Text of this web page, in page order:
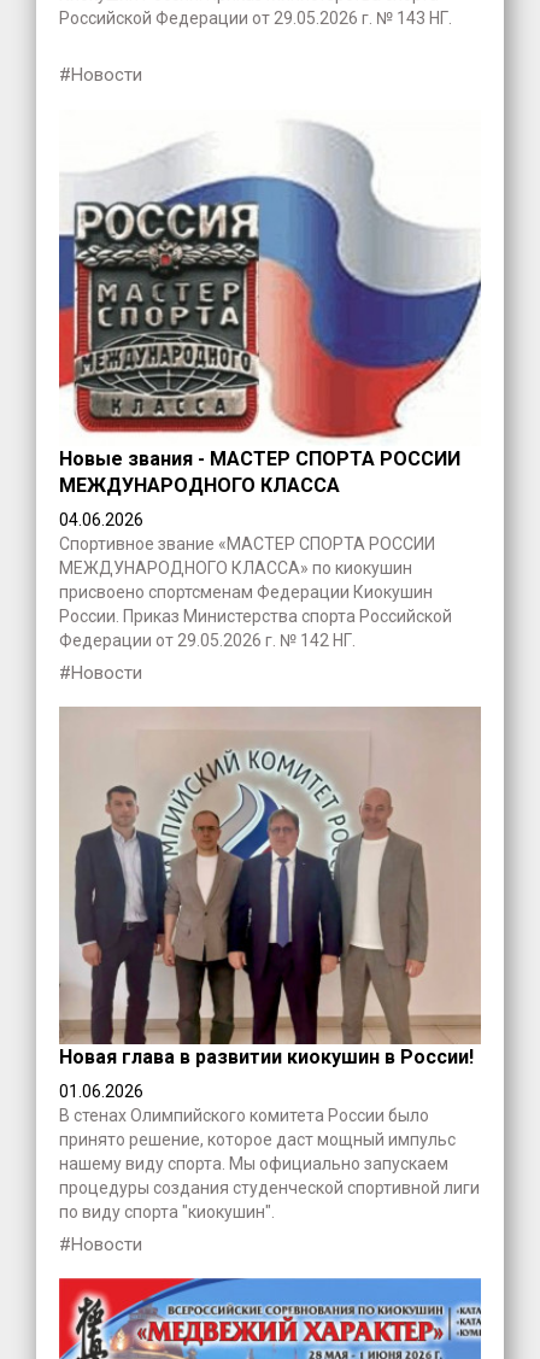
Российской Федерации от 29.05.2026 г. № 143 НГ.
#Новости
Новые звания - МАСТЕР СПОРТА РОССИИ
МЕЖДУНАРОДНОГО КЛАССА
04.06.2026
Спортивное звание «МАСТЕР СПОРТА РОССИИ
МЕЖДУНАРОДНОГО КЛАССА» по киокушин
присвоено спортсменам Федерации Киокушин
России. Приказ Министерства спорта Российской
Федерации от 29.05.2026 г. № 142 НГ.
#Новости
Новая глава в развитии киокушин в России!
01.06.2026
В стенах Олимпийского комитета России было
принято решение, которое даст мощный импульс
нашему виду спорта. Мы официально запускаем
процедуры создания студенческой спортивной лиги
по виду спорта "киокушин".
#Новости